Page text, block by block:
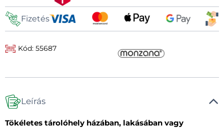
Fizetés
Kód: 55687
Leírás
Tökéletes tárolóhely házában, lakásában vagy